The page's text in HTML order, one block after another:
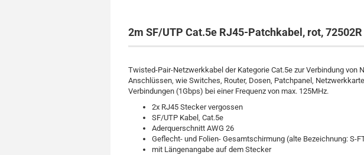
2m SF/UTP Cat.5e RJ45-Patchkabel, rot, 72502R
Twisted-Pair-Netzwerkkabel der Kategorie Cat.5e zur Verbindung von
Anschlüssen, wie Switches, Router, Dosen, Patchpanel,
Verbindungen (1Gbps) bei einer Frequenz von max. 125MHz.
2x RJ45 Stecker vergossen
SF/UTP Kabel, Cat.5e
Aderquerschnitt AWG 26
Geflecht- und Folien- Gesamtschirmung (alte Bezeichnung: S-
mit Längenangabe auf dem Stecker